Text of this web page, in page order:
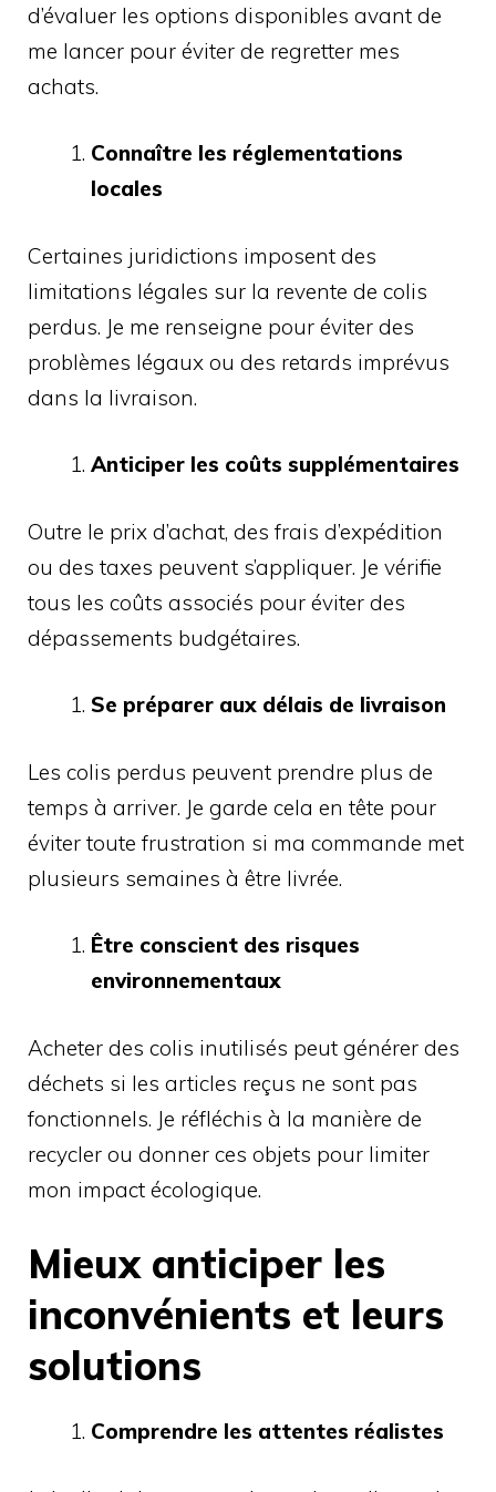
d’évaluer les options disponibles avant de
me lancer pour éviter de regretter mes
achats.
Connaître les réglementations
locales
Certaines juridictions imposent des
limitations légales sur la revente de colis
perdus. Je me renseigne pour éviter des
problèmes légaux ou des retards imprévus
dans la livraison.
Anticiper les coûts supplémentaires
Outre le prix d’achat, des frais d’expédition
ou des taxes peuvent s’appliquer. Je vérifie
tous les coûts associés pour éviter des
dépassements budgétaires.
Se préparer aux délais de livraison
Les colis perdus peuvent prendre plus de
temps à arriver. Je garde cela en tête pour
éviter toute frustration si ma commande met
plusieurs semaines à être livrée.
Être conscient des risques
environnementaux
Acheter des colis inutilisés peut générer des
déchets si les articles reçus ne sont pas
fonctionnels. Je réfléchis à la manière de
recycler ou donner ces objets pour limiter
mon impact écologique.
Mieux anticiper les
inconvénients et leurs
solutions
Comprendre les attentes réalistes